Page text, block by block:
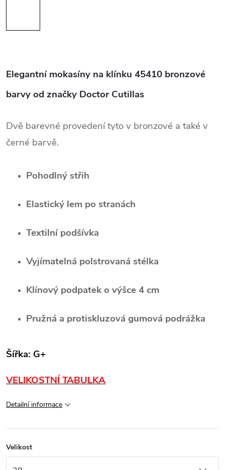
Elegantní mokasíny na klínku 45410 bronzové
barvy od značky Doctor Cutillas
Dvě barevné provedení tyto v bronzové a také v
černé barvě.
Pohodlný střih
Elastický lem po stranách
Textilní podšívka
Vyjímatelná polstrovaná stélka
Klínový podpatek o výšce 4 cm
Pružná a protiskluzová gumová podrážka
Šířka: G+
VELIKOSTNÍ TABULKA
Detailní informace
Velikost